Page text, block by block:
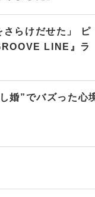
さらけだせた」 ピ
LINE』ラ
婚”でバズった心